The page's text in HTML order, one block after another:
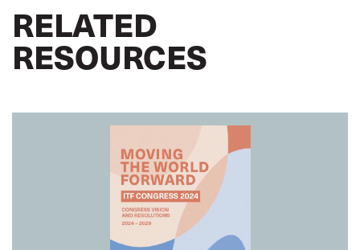
RELATED
RESOURCES